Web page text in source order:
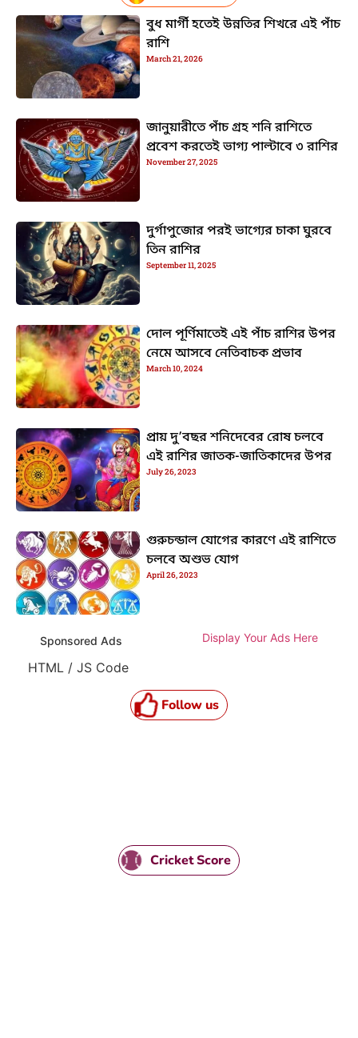
বুধ মার্গী হতেই উন্নতির শিখরে এই পাঁচ
রাশি
March 21, 2026
জানুয়ারীতে পাঁচ গ্রহ শনি রাশিতে
প্রবেশ করতেই ভাগ্য পাল্টাবে ৩ রাশির
November 27, 2025
দুর্গাপুজোর পরই ভাগ্যের চাকা ঘুরবে
তিন রাশির
September 11, 2025
দোল পূর্ণিমাতেই এই পাঁচ রাশির উপর
নেমে আসবে নেতিবাচক প্রভাব
March 10, 2024
প্রায় দু’বছর শনিদেবের রোষ চলবে
এই রাশির জাতক-জাতিকাদের উপর
July 26, 2023
গুরুচন্ডাল যোগের কারণে এই রাশিতে
চলবে অশুভ যোগ
April 26, 2023
Sponsored Ads Display Your Ads Here
HTML / JS Code
Follow us
Cricket Score